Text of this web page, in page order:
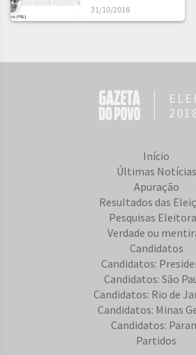
31/10/2018
Início
Últimas Notícias
Apuração
Resultados das
Pesquisas
Verdade ou
Candidatos
Candidatos:
Candidatos: São
Candidatos: Rio de
Candidatos: Minas
Candidatos:
Partidos